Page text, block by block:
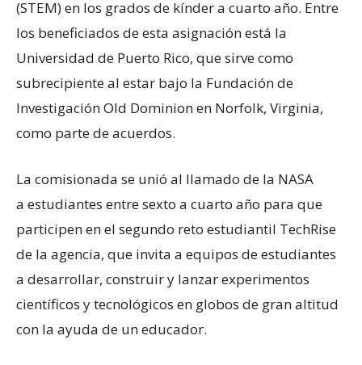
(STEM) en los grados de kínder a cuarto año. Entre
los beneficiados de esta asignación está la
Universidad de Puerto Rico, que sirve como
subrecipiente al estar bajo la Fundación de
Investigación Old Dominion en Norfolk, Virginia,
como parte de acuerdos.
La comisionada se unió al llamado de la NASA
a estudiantes entre sexto a cuarto año para que
participen en el segundo reto estudiantil TechRise
de la agencia, que invita a equipos de estudiantes
a desarrollar, construir y lanzar experimentos
científicos y tecnológicos en globos de gran altitud
con la ayuda de un educador.